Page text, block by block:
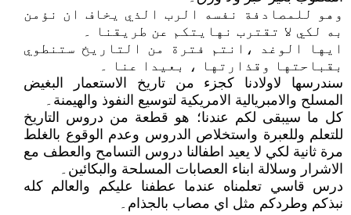
وهو للمصادفة نفسه الرب الذي يخاف ان نؤمن
به لكي لا تقترب نهايتكم عن طريقنا ۔
ايها الوغد ،انتم فترة من التاريخ ستنطوي
بقباحتها وقذارتها ، بعيدا عنا ۔
سندرسها لاولادنا كجزء من تاريخ الاستعمار البغيض
المسلح والامبريالية الامريكية لتوسيع النفوذ والهيمنة۔
كل ما سيبقى لكم عندنا؛ هو قطعة من دروس التاريخ
للتعلم وللعبرة واستخلاص الدروس وعدم الوقوع بالغلط
مرة ثانية لكي لا يعيد اطفالنا دروس التسامح والعطف مع
الاشرار وسلالة ابناء العصابات المسلحة والبكائين۔
درس قاسي تعلمناه عندما عطفنا عليكم والعالم كله
نبذكم وطردكم مثل اي مصاب بالجذام۔